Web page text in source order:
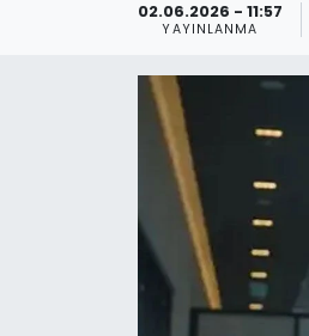
02.06.2026 - 11:57
YAYINLANMA
Teknoloji
Resmi İlanlar
Gizlilik Sözleşmesi
İletişim